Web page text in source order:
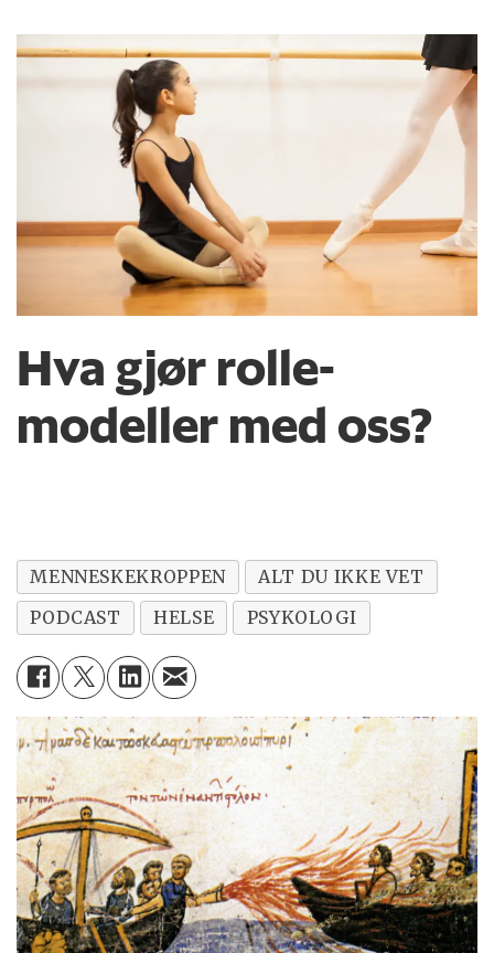
Hva gjør rolle­
modeller med oss?
MENNESKEKROPPEN
ALT DU IKKE VET
PODCAST
HELSE PSYKOLOGI